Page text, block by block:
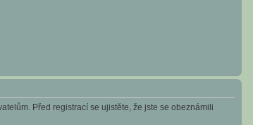
Před registrací se ujistěte, že jste se obeznámili